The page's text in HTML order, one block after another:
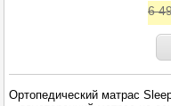
6
Ортопедический матрас